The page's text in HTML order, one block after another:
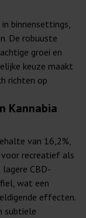
binnensettings,
De robuuste
groei en
keuze maakt
richten op
Kannabia
van 16,2%,
recreatief als
CBD-
wat een
effecten.
subtiele